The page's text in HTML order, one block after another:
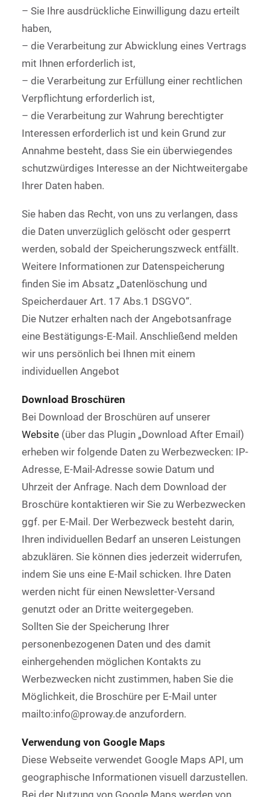
– Sie Ihre ausdrückliche Einwilligung dazu erteilt
haben,
– die Verarbeitung zur Abwicklung eines Vertrags
mit Ihnen erforderlich ist,
– die Verarbeitung zur Erfüllung einer rechtlichen
Verpflichtung erforderlich ist,
– die Verarbeitung zur Wahrung berechtigter
Interessen erforderlich ist und kein Grund zur
Annahme besteht, dass Sie ein überwiegendes
schutzwürdiges Interesse an der Nichtweitergabe
Ihrer Daten haben.
Sie haben das Recht, von uns zu verlangen, dass
die Daten unverzüglich gelöscht oder gesperrt
werden, sobald der Speicherungszweck entfällt.
Weitere Informationen zur Datenspeicherung
finden Sie im Absatz „Datenlöschung und
Speicherdauer Art. 17 Abs.1 DSGVO“.
Die Nutzer erhalten nach der Angebotsanfrage
eine Bestätigungs-E-Mail. Anschließend melden
wir uns persönlich bei Ihnen mit einem
individuellen Angebot
Download Broschüren
Bei Download der Broschüren auf unserer
Website (über das Plugin „Download After Email)
erheben wir folgende Daten zu Werbezwecken: IP-
Adresse, E-Mail-Adresse sowie Datum und
Uhrzeit der Anfrage. Nach dem Download der
Broschüre kontaktieren wir Sie zu Werbezwecken
ggf. per E-Mail. Der Werbezweck besteht darin,
Ihren individuellen Bedarf an unseren Leistungen
abzuklären. Sie können dies jederzeit widerrufen,
indem Sie uns eine E-Mail schicken. Ihre Daten
werden nicht für einen Newsletter-Versand
genutzt oder an Dritte weitergegeben.
Sollten Sie der Speicherung Ihrer
personenbezogenen Daten und des damit
einhergehenden möglichen Kontakts zu
Werbezwecken nicht zustimmen, haben Sie die
Möglichkeit, die Broschüre per E-Mail unter
mailto:info@proway.de anzufordern.
Verwendung von Google Maps
Diese Webseite verwendet Google Maps API, um
geographische Informationen visuell darzustellen.
Bei der Nutzung von Google Maps werden von